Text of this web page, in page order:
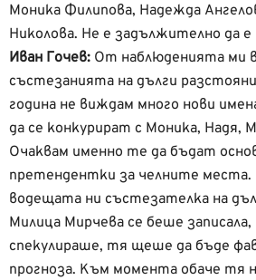
Моника Филипова, Надежда
Николова. Не е задължително да
Иван Гочев: От наблюденията ми
състезанията на дълги
година не виждам много нови
да се конкурират с Моника, Надя,
Очаквам именно те да бъдат
претендентки за челните места.
водещата ни състезателка на
Милица Мирчева се беше
спекулираше, тя щеше да бъде
прогноза. Към момента обаче тя